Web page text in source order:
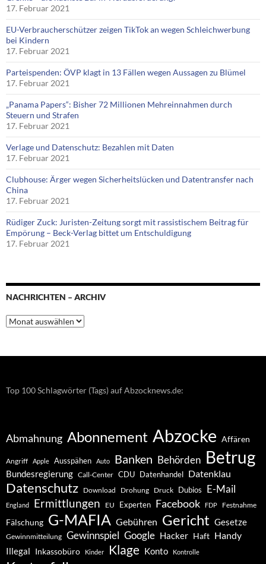
17. Februar 2021
EU-Verbraucherschützer zeigen TikTok an wegen Schleichwerbung
bei Kindern
17. Februar 2021
Parteispenden: ÖVP klagt in 13 Fällen wegen Aussagen zu Blümel
17. Februar 2021
„Panama Papers“: Bisher 72 Millionen Mehreinnahmen durch
Steuern und Strafen
17. Februar 2021
Verlage und Datenschutz: Bezahlen mit Daten
17. Februar 2021
Clubhouse: Ärger wegen Sicherheitslücken und Datentransfer nach
China
17. Februar 2021
Rüdiger Zuck: Juristen-Zeitung sorgt mit rassistischem Beitrag für
Empörung – Beck-Verlag bittet um Entschuldigung
17. Februar 2021
NACHRICHTEN – ARCHIV
Nachrichten
–
Top 100 Schlagwörter (Tags) auf Abzocknews.de:
Abmahnung Abonnement Abzocke Affären
Angriff Apple Ausspähen Auto Banken Behörden Betrug
Bundesregierung Call-Center CDU Datenhandel Datenklau
Datenschutz Download Drohung Druck Dubios E-Mail
England Ermittlungen EU Experten Facebook FDP Festnahme
Fälschung G-MAFIA Gebühren Gericht Gesetze
Gewinnmitteilung Gewinnspiel Google Hacker Haft Handy
Illegal Inkassobüro Kinder Klage Konto Kontrolle